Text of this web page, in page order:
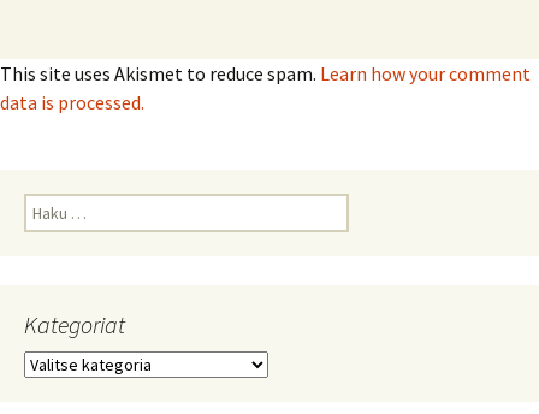
This site uses Akismet to reduce spam. Learn how your comment
data is processed.
Haku:
Kategoriat
Kategoriat